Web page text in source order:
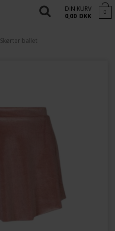
DIN KURV
0,00 DKK 0
Skørter ballet